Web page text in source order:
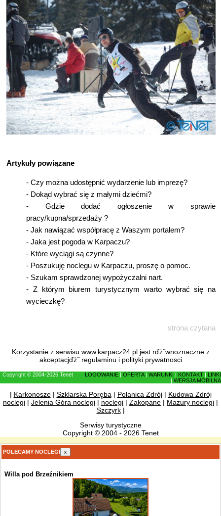
Artykuły powiązane
- Czy można udostępnić wydarzenie lub imprezę?
- Dokąd wybrać się z małymi dziećmi?
- Gdzie dodać ogłoszenie w sprawie
pracy/kupna/sprzedaży ?
- Jak nawiązać współpracę z Waszym portalem?
- Jaka jest pogoda w Karpaczu?
- Które wyciągi są czynne?
- Poszukuję noclegu w Karpaczu, proszę o pomoc.
- Szukam sprawdzonej wypożyczalni nart.
- Z którym biurem turystycznym warto wybrać się na
wycieczkę?
strona czytana
Korzystanie z serwisu www.karpacz24.pl jest rďż˝wnoznaczne z
akceptacjďż˝ regulaminu i polityki prywatnosci
Copyright © 2004-2026 Tenet LOGOWANIE OFERTA| WARUNKI KONTAKT
LINKI
WERSJA MOBILNA
| Karkonosze| Szklarska Poręba| Polanica Zdrój| Kudowa Zdrój
noclegi | Jelenia Góra noclegi | noclegi | Zakopane | Mazury noclegi |
Szczyrk|
Serwisy turystyczne
Copyright © 2004 - 2026 Tenet
POLECAMY NOCLEGI x
Willa pod Brzeźnikiem